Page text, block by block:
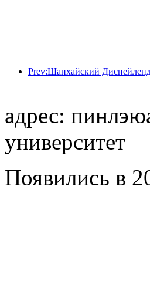
адрес:
университет
Появились в